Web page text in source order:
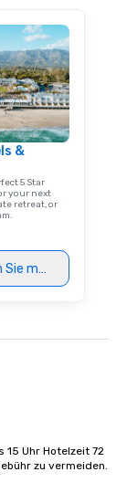
across destinations
Miami, Los Angeles,
Las Vegas, Chicago,
New Orleans, we
local expertise, and
ground support to
life.
&
5 Star
your next
retreat, or
mehr
Uhr Hotelzeit 72
zu vermeiden.